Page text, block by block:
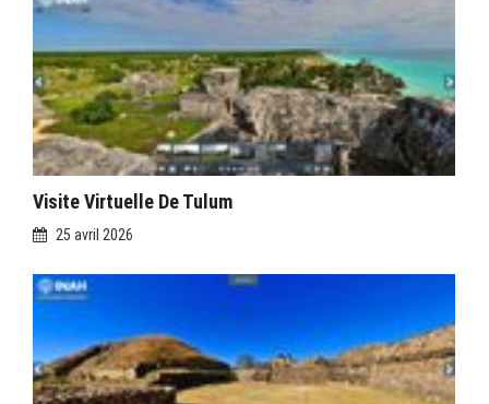
Visite Virtuelle De Tulum
25 avril 2026